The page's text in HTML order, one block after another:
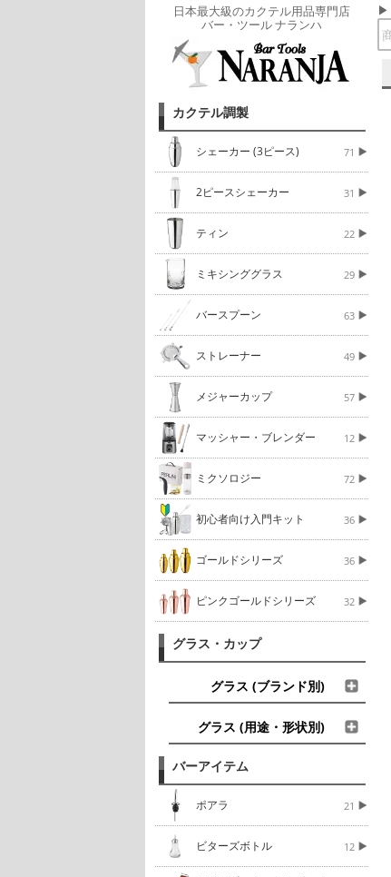
日本最大級のカクテル用品専門店
バー・ツール ナランハ
カクテル調製
シェーカー (3ピース) 71
2ピースシェーカー 31
ティン 22
ミキシンググラス 29
バースプーン 63
ストレーナー 49
メジャーカップ 57
マッシャー・ブレンダー 12
ミクソロジー 72
初心者向け入門キット 36
ゴールドシリーズ 36
ピンクゴールドシリーズ 32
グラス・カップ
グラス (ブランド別)
グラス (用途・形状別)
バーアイテム
ポアラ 21
ビターズボトル 12